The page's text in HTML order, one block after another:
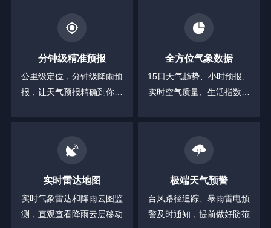
分钟级精准预报
公里级定位，分钟级降雨预
报，让天气预报精确到你身
全方位气象数据
15日天气趋势、小时预报、
实时空气质量、生活指数等
实时雷达地图
实时气象雷达和降雨云图监
测，直观查看降雨云层移动
极端天气预警
台风路径追踪、暴雨雷电预
警及时通知，提前做好防范